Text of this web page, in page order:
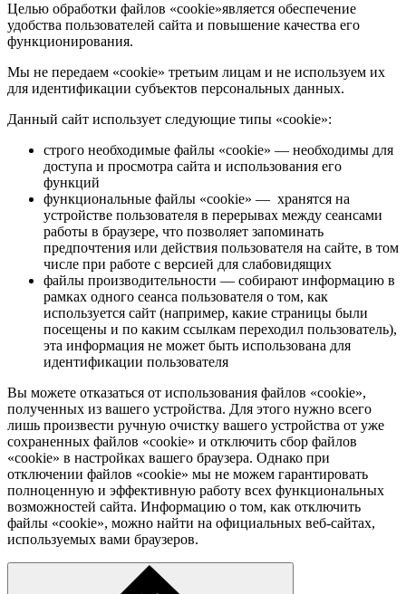
Целью обработки файлов «cookie»является обеспечение
удобства пользователей сайта и повышение качества его
функционирования.
Мы не передаем «cookie» третьим лицам и не используем их
для идентификации субъектов персональных данных.
Данный сайт использует следующие типы «cookie»:
строго необходимые файлы «cookie» — необходимы для
доступа и просмотра сайта и использования его
функций
функциональные файлы «cookie» — хранятся на
устройстве пользователя в перерывах между сеансами
работы в браузере, что позволяет запоминать
предпочтения или действия пользователя на сайте, в том
числе при работе с версией для слабовидящих
файлы производительности — собирают информацию в
рамках одного сеанса пользователя о том, как
используется сайт (например, какие страницы были
посещены и по каким ссылкам переходил пользователь),
эта информация не может быть использована для
идентификации пользователя
Вы можете отказаться от использования файлов «cookie»,
полученных из вашего устройства. Для этого нужно всего
лишь произвести ручную очистку вашего устройства от уже
сохраненных файлов «cookie» и отключить сбор файлов
«cookie» в настройках вашего браузера. Однако при
отключении файлов «cookie» мы не можем гарантировать
полноценную и эффективную работу всех функциональных
возможностей сайта. Информацию о том, как отключить
файлы «cookie», можно найти на официальных веб-сайтах,
используемых вами браузеров.